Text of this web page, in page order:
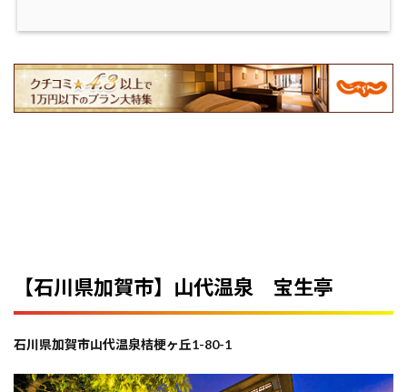
【石川県加賀市】山代温泉 宝生亭
石川県加賀市山代温泉桔梗ヶ丘1-80-1